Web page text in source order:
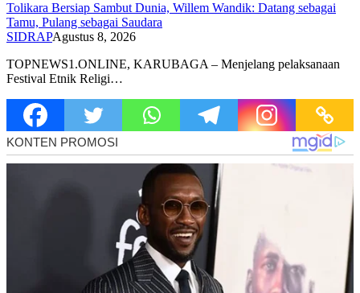
Tolikara Bersiap Sambut Dunia, Willem Wandik: Datang sebagai
Tamu, Pulang sebagai Saudara
SIDRAPAgustus 8, 2026
TOPNEWS1.ONLINE, KARUBAGA – Menjelang pelaksanaan
Festival Etnik Religi…